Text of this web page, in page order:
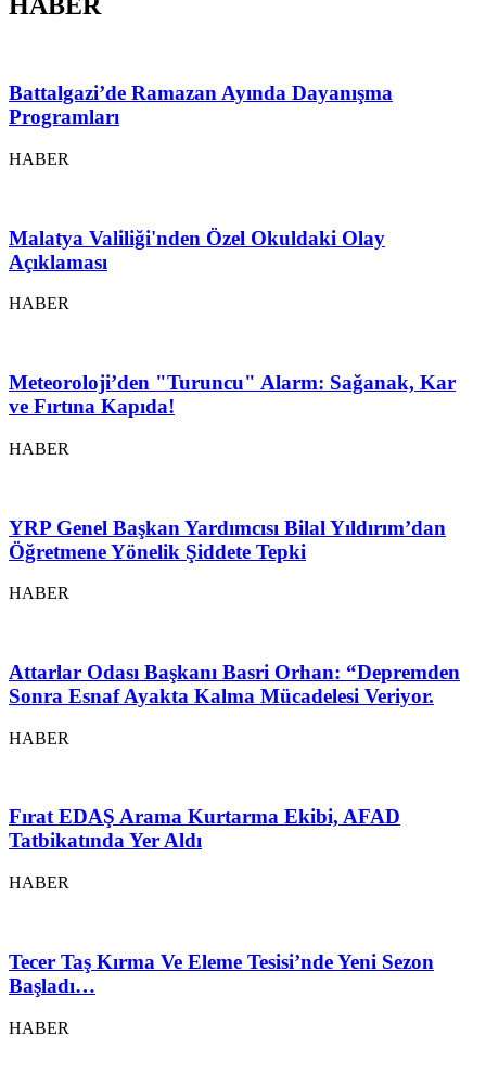
Battalgazi’de Ramazan Ayında Dayanışma
Programları
HABER
Malatya Valiliği'nden Özel Okuldaki Olay
Açıklaması
HABER
Meteoroloji’den "Turuncu" Alarm: Sağanak, Kar
ve Fırtına Kapıda!
HABER
YRP Genel Başkan Yardımcısı Bilal Yıldırım’dan
Öğretmene Yönelik Şiddete Tepki
HABER
Attarlar Odası Başkanı Basri Orhan: “Depremden
Sonra Esnaf Ayakta Kalma Mücadelesi Veriyor.
HABER
Fırat EDAŞ Arama Kurtarma Ekibi, AFAD
Tatbikatında Yer Aldı
HABER
Tecer Taş Kırma Ve Eleme Tesisi’nde Yeni Sezon
Başladı…
HABER